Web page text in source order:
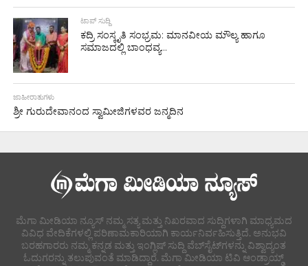
ಟಾಪ್ ಸುದ್ದಿ
ಕದ್ರಿ ಸಂಸ್ಕೃತಿ ಸಂಭ್ರಮ: ಮಾನವೀಯ ಮೌಲ್ಯ ಹಾಗೂ
ಸಮಾಜದಲ್ಲಿ ಬಾಂಧವ್ಯ...
ಜಾಹೀರಾತುಗಳು
ಶ್ರೀ ಗುರುದೇವಾನಂದ ಸ್ವಾಮೀಜಿಗಳವರ ಜನ್ಮದಿನ
ಮೆಗಾ ಮೀಡಿಯಾ ನ್ಯೂಸ್ ನಮ್ಮ ಸತ್ಯ ಮತ್ತು ನಿಖರವಾದ ಸುದ್ದಿಗಳಾಗಿ ಮಾಧ್ಯಮದ
ವಿವಿಧ ವೇದಿಕೆಗಳಲ್ಲಿ ಪರಿಣಾಮಕಾರಿಯಾಗಿ ಕಾರ್ಯನಿರ್ವಹಿಸುತ್ತಿದೆ. ಅನುಭವಿ
ಬರಹಗಾರರು ನಮ್ಮ ಕನ್ನಡ ಮತ್ತು ಇಂಗ್ಲಿಷ್ ಸುದ್ದಿ ವೆಬ್‌ಸೈಟ್‌ಗಳನ್ನು ವಿಶ್ವಾದ್ಯಂತ
ಓದುಗರನ್ನು ತಲುಪುವಂತೆ ಮಾಡಿದ್ದಾರೆ. ಮೆಗಾ ಮೀಡಿಯಾ ಟಿವಿ ಆಂಡ್ರಾಯ್ಡ್